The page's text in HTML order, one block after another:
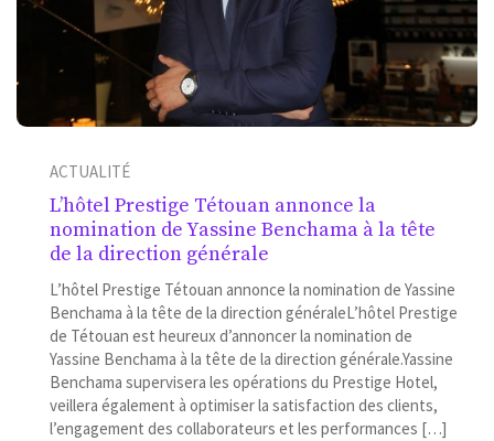
ACTUALITÉ
L’hôtel Prestige Tétouan annonce la
nomination de Yassine Benchama à la tête
de la direction générale
L’hôtel Prestige Tétouan annonce la nomination de Yassine
Benchama à la tête de la direction généraleL’hôtel Prestige
de Tétouan est heureux d’annoncer la nomination de
Yassine Benchama à la tête de la direction générale.Yassine
Benchama supervisera les opérations du Prestige Hotel,
veillera également à optimiser la satisfaction des clients,
l’engagement des collaborateurs et les performances […]